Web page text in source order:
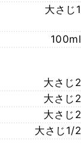
大さじ1
100ml
大さじ2
大さじ2
大さじ2
大さじ1/2